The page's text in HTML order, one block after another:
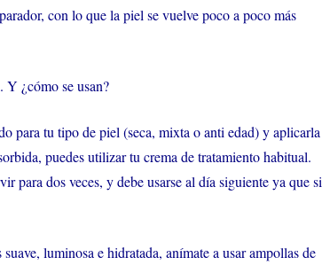
con lo que la piel se vuelve poco a poco más
Y ¿cómo se usan?
para tu tipo de piel (seca, mixta o anti edad) y aplicarla
puedes utilizar tu crema de tratamiento habitual.
para dos veces, y debe usarse al día siguiente ya que si
luminosa e hidratada, anímate a usar ampollas de